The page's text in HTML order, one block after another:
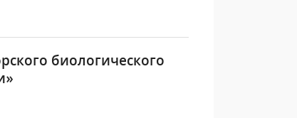
биологического